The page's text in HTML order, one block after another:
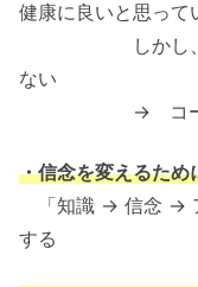
健康に良いと思って
しかし、飲ん
ない
→ コーラ自
・信念を変えるため
「知識 → 信念 →
する